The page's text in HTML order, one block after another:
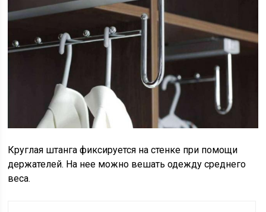
Круглая штанга фиксируется на стенке при помощи
держателей. На нее можно вешать одежду среднего
веса.